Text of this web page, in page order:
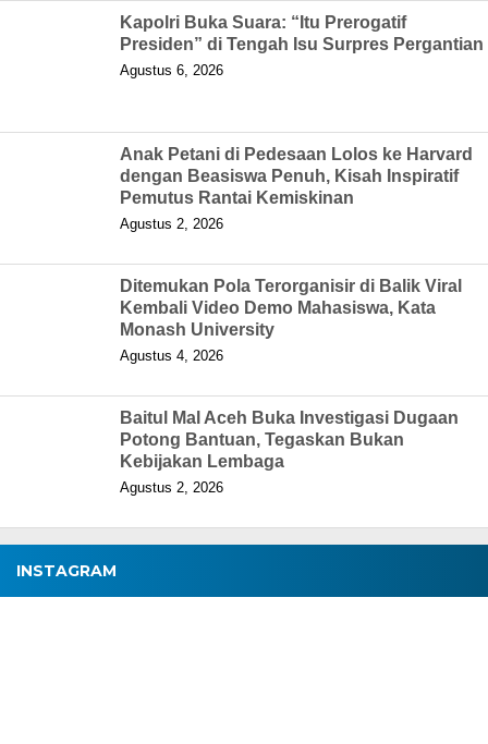
Kapolri Buka Suara: “Itu Prerogatif
Presiden” di Tengah Isu Surpres Pergantian
Agustus 6, 2026
Anak Petani di Pedesaan Lolos ke Harvard
dengan Beasiswa Penuh, Kisah Inspiratif
Pemutus Rantai Kemiskinan
Agustus 2, 2026
Ditemukan Pola Terorganisir di Balik Viral
Kembali Video Demo Mahasiswa, Kata
Monash University
Agustus 4, 2026
Baitul Mal Aceh Buka Investigasi Dugaan
Potong Bantuan, Tegaskan Bukan
Kebijakan Lembaga
Agustus 2, 2026
INSTAGRAM